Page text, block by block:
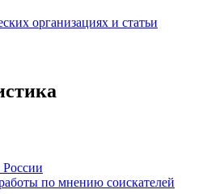
организациях и статьи
России
по мнению соискателей